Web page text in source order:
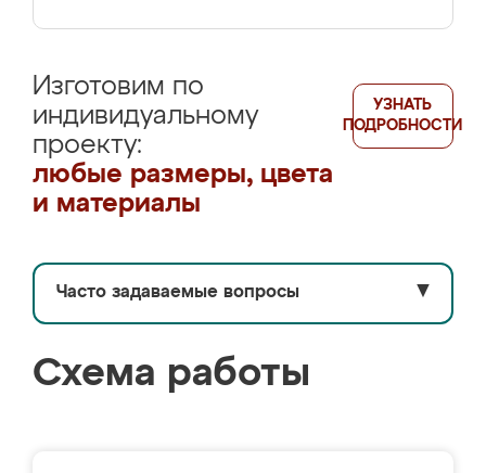
Изготовим по
индивидуальному
проекту:
любые размеры, цвета
и материалы
УЗНАТЬ
ПОДРОБНОСТИ
Часто задаваемые вопросы ▼
Схема работы